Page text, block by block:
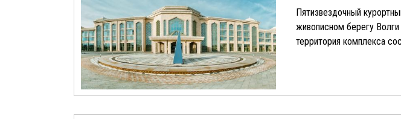
Пятизвездочный
живописном берегу
территория комплекса